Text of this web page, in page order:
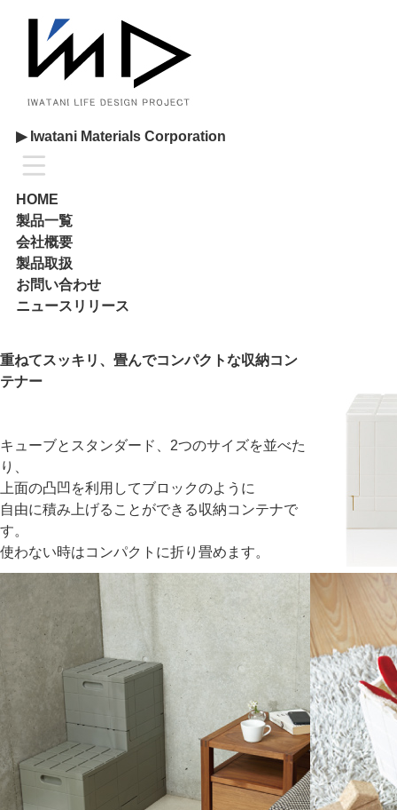
▶ Iwatani Materials Corporation
HOME
製品一覧
会社概要
製品取扱
お問い合わせ
ニュースリリース
製品一覧
会社概要
コンセプト
概要
取扱店舗一覧
パーツ取扱
ニュースリリース
HOME＞製品
Grid Container
グリッドコンテナー
キューブ/スタンダード
重ねてスッキリ、畳んでコンパクトな収納コン
テナー
キューブとスタンダード、2つのサイズを並べた
り、
上面の凸凹を利用してブロックのように
自由に積み上げることができる収納コンテナで
す。
使わない時はコンパクトに折り畳めます。